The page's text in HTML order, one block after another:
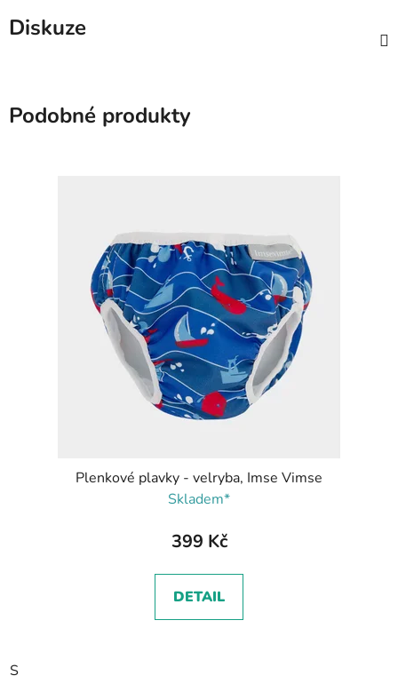
Diskuze
Podobné produkty
Plenkové plavky - velryba, Imse Vimse
Skladem*
399 Kč
DETAIL
S